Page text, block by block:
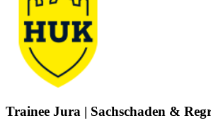
Trainee Jura | Sachschaden &